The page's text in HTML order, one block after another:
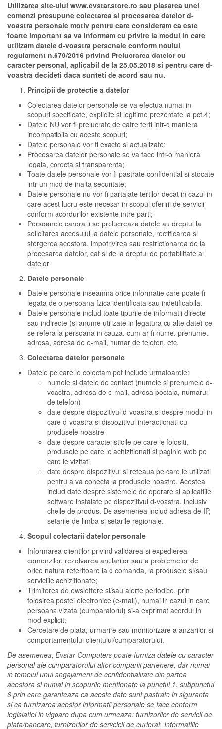
Utilizarea site-ului www.evstar.store.ro sau plasarea unei
comenzi presupune colectarea si procesarea datelor d-
voastra personale motiv pentru care consideram ca este
foarte important sa va informam cu privire la modul in care
utilizam datele d-voastra personale conform noului
regulament n.679/2016 privind Prelucrarea datelor cu
caracter personal, aplicabil de la 25.05.2018 si pentru care d-
voastra decideti daca sunteti de acord sau nu.
Principii de protectie a datelor
Colectarea datelor personale se va efectua numai in
scopuri specificate, explicite si legitime prezentate la pct.4;
Datele NU vor fi prelucrate de catre terti intr-o maniera
incompatibila cu aceste scopuri;
Datele personale vor fi exacte si actualizate;
Procesarea datelor personale se va face intr-o maniera
legala, corecta si transparenta;
Toate datele personale vor fi pastrate confidential si stocate
intr-un mod de inalta securitate;
Datele personale nu vor fi partajate tertilor decat in cazul in
care acest lucru este necesar in scopul oferirii de servicii
conform acordurilor existente intre parti;
Persoanele carora li se prelucreaza datele au dreptul la
solicitarea accesului la datele personale, rectificarea si
stergerea acestora, impotrivirea sau restrictionarea de la
procesarea datelor, cat si de la dreptul de portabilitate al
datelor
Datele personale
Datele personale inseamna orice informatie care poate fi
legata de o persoana fzica identificata sau indetificabila.
Datele personale includ toate tipurile de informatii directe
sau indirecte (si anume utilizate in legatura cu alte date) ce
se refera la persoana in cauza, cum ar fi nume, prenume,
adresa, adresa de e-mail, numar de telefon, etc.
Colectarea datelor personale
Datele pe care le colectam pot include urmatoarele:
numele si datele de contact (numele si prenumele d-
voastra, adresa de e-mail, adresa postala, numarul
de telefon)
date despre dispozitivul d-voastra si despre modul in
care d-voastra si dispozitivul interactionati cu
produsele noastre
date despre caracteristicile pe care le folositi,
produsele pe care le achizitionati si paginie web pe
care le vizitati
date despre dispozitivul si reteaua pe care le utilizati
pentru a va conecta la produsele noastre. Acestea
includ date despre sistemele de operare si aplicatiile
software instalate pe dispozitivul d-voastra, inclusiv
cheile de produs. De asemenea includ adresa de IP,
setarile de limba si setarile regionale.
Scopul colectarii datelor personale
Informarea clientilor privind validarea si expedierea
comenzilor, rezolvarea anularilor sau a problemelor de
orice natura referitoare la o comanda, la produsele si/sau
serviciile achizitionate;
Trimiterea de ewslettere si/sau alerte periodice, prin
folosirea postei electronice (e-mail), numai in cazul in care
persoana vizata (cumparatorul) si-a exprimat acordul in
mod explicit;
Cercetare de piata, urmarire sau monitorizare a anzarilor si
comportamentului clientului/cumparatorului.
De asemenea, Evstar Computers poate furniza datele cu caracter
personal ale cumparatorului altor companii partenere, dar numai
in temeiul unui angajament de confidentialitate din partea
acestora si numai in scopurile mentionate la punctul 1. subpunctul
6 prin care garanteaza ca aceste date sunt pastrate in siguranta
si ca furnizarea acestor informatii personale se face conform
legislatiei in vigoare dupa cum urmeaza: furnizorilor de servicii de
plata/bancare, furnizorilor de servcicii de curierat. Informatiile